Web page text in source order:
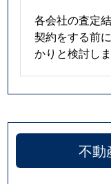
各会社の査定
契約をする前
かりと検討しま
不動